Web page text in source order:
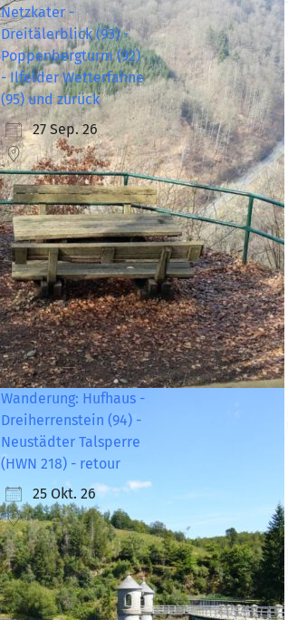
Netzkater -
Dreitälerblick (93) -
Poppenbergturm (92)
- Ilfelder Wetterfahne
(95) und zurück
27 Sep. 26
Wanderung: Hufhaus -
Dreiherrenstein (94) -
Neustädter Talsperre
(HWN 218) - retour
25 Okt. 26